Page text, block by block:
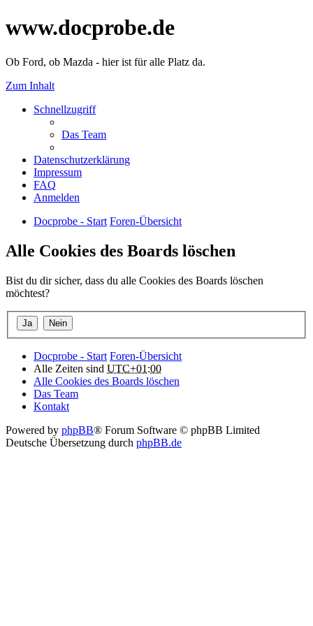
www.docprobe.de
Ob Ford, ob Mazda - hier ist für alle Platz da.
Zum Inhalt
Schnellzugriff
Das Team
Datenschutzerklärung
Impressum
FAQ
Anmelden
Docprobe - Start Foren-Übersicht
Alle Cookies des Boards löschen
Bist du dir sicher, dass du alle Cookies des Boards löschen
möchtest?
Docprobe - Start Foren-Übersicht
Alle Zeiten sind UTC+01:00
Alle Cookies des Boards löschen
Das Team
Kontakt
Powered by phpBB® Forum Software © phpBB Limited
Deutsche Übersetzung durch phpBB.de